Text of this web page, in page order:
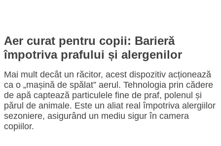
Aer curat pentru copii: Barieră
împotriva prafului și alergenilor
Mai mult decât un răcitor, acest dispozitiv acționează
ca o „mașină de spălat” aerul. Tehnologia prin cădere
de apă captează particulele fine de praf, polenul și
părul de animale. Este un aliat real împotriva alergiilor
sezoniere, asigurând un mediu sigur în camera
copiilor.